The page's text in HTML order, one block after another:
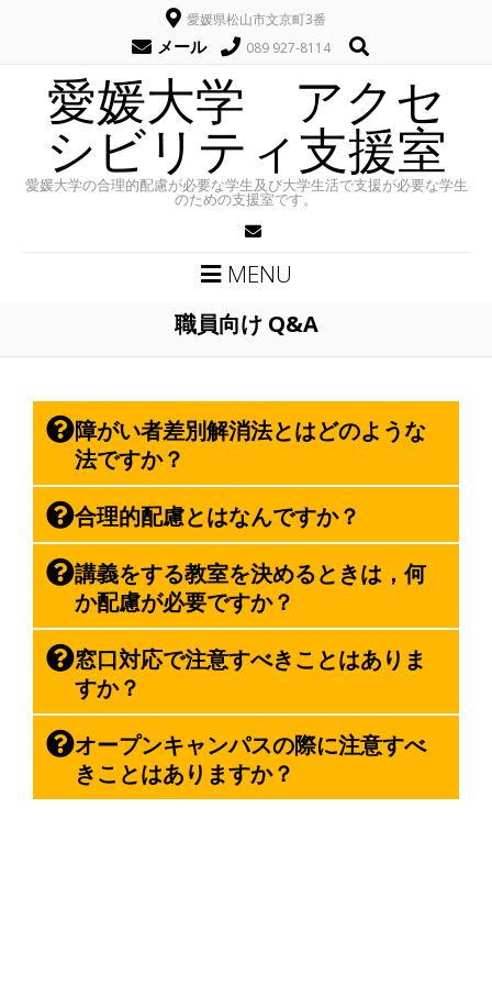
愛媛県松山市文京町3番
メール 089 927-8114
愛媛大学 アクセ
シビリティ支援室
愛媛大学の合理的配慮が必要な学生及び大学生活で支援が必要な学生
のための支援室です。
MENU
職員向け Q&A
障がい者差別解消法とはどのような
法ですか？
合理的配慮とはなんですか？
講義をする教室を決めるときは，何
か配慮が必要ですか？
窓口対応で注意すべきことはありま
すか？
オープンキャンパスの際に注意すべ
きことはありますか？